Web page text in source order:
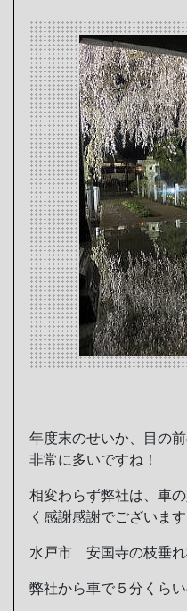
年度末のせいか、目の
非常に多いですね！
相変わらず弊社は、車
く感謝感謝でございます
水戸市 安国寺の枝垂れ
弊社から車で５分くら